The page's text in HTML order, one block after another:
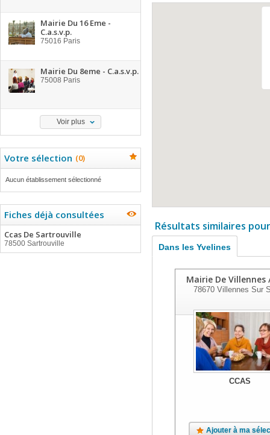
Mairie Du 16 Eme -
C.a.s.v.p.
75016 Paris
Mairie Du 8eme - C.a.s.v.p.
75008 Paris
Voir plus
Votre sélection (0)
Aucun établissement sélectionné
Fiches déjà consultées
Ccas De Sartrouville
78500 Sartrouville
Résultats similaires
Dans les Yvelines
Mairie De Villennes
78670 Villennes Sur
CCAS
Ajouter à ma